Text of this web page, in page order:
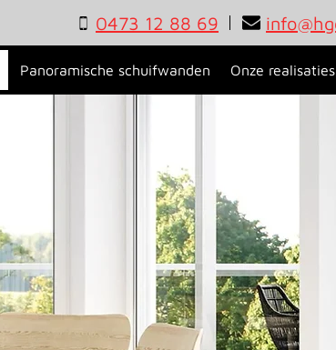
0473 12 88 69
Panoramische schuifwanden Onze realisaties